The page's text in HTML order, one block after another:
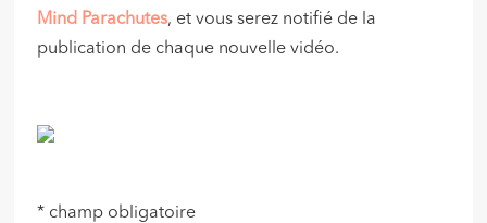
Mind Parachutes, et vous serez notifié de la
publication de chaque nouvelle vidéo.
* champ obligatoire